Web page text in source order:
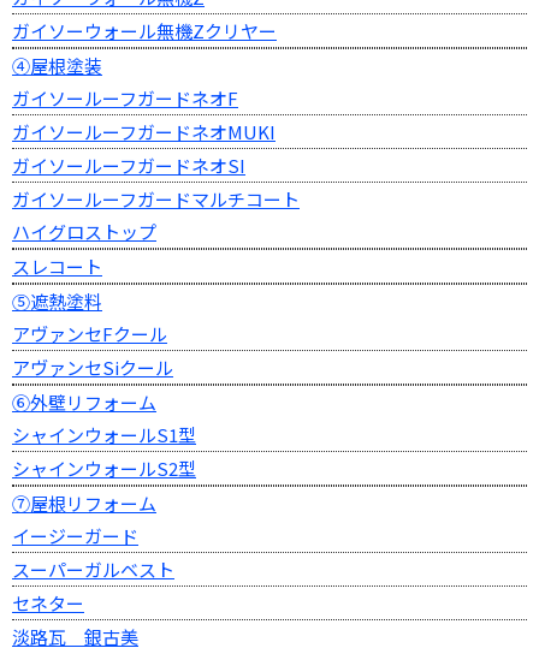
ガイソーウォール無機Zクリヤー
④屋根塗装
ガイソールーフガードネオF
ガイソールーフガードネオMUKI
ガイソールーフガードネオSI
ガイソールーフガードマルチコート
ハイグロストップ
スレコート
⑤遮熱塗料
アヴァンセFクール
アヴァンセSiクール
⑥外壁リフォーム
シャインウォールS1型
シャインウォールS2型
⑦屋根リフォーム
イージーガード
スーパーガルベスト
セネター
淡路瓦 銀古美